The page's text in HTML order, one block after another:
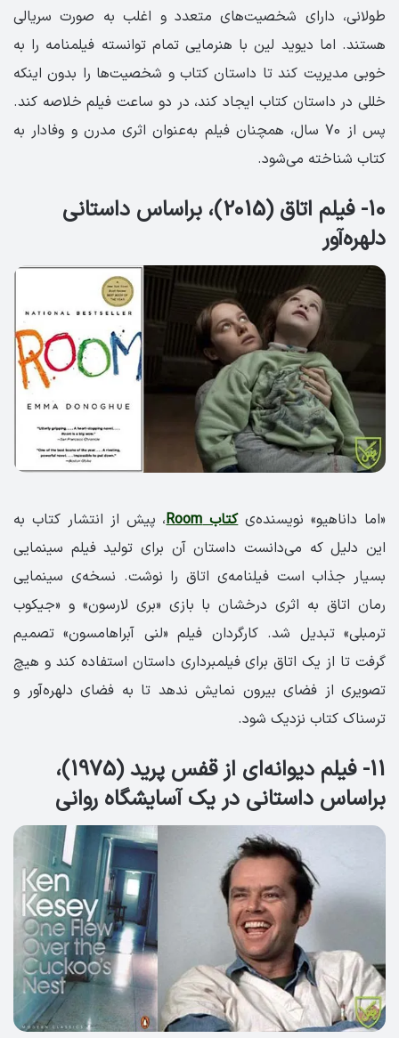
طولانی، دارای شخصیت‌های متعدد و اغلب به صورت سریالی
هستند. اما دیوید لین با هنرمایی تمام توانسته فیلمنامه را به
خوبی مدیریت کند تا داستان کتاب و شخصیت‌ها را بدون اینکه
خللی در داستان کتاب ایجاد کند، در دو ساعت فیلم خلاصه کند.
پس از 70 سال، همچنان فیلم به‌عنوان اثری مدرن و وفادار به
کتاب شناخته می‌شود.
10- فیلم اتاق (2015)، براساس داستانی
دلهره‌آور
«اما داناهیو» نویسنده‌یکتاب Room
، پیش از انتشار کتاب به
این دلیل که می‌دانست داستان آن برای تولید فیلم سینمایی
بسیار جذاب است فیلنامه‌ی اتاق را نوشت. نسخه‌ی سینمایی
رمان اتاق به اثری درخشان با بازی «بری لارسون» و «جیکوب
ترمبلی» تبدیل شد. کارگردان فیلم «لنی آبراهامسون» تصمیم
گرفت تا از یک اتاق برای فیلمبرداری داستان استفاده کند و هیچ
تصویری از فضای بیرون نمایش ندهد تا به فضای دلهره‌آور و
ترسناک کتاب نزدیک شود.
11- فیلم دیوانه‌ای از قفس پرید (1975)،
براساس داستانی در یک آسایشگاه روانی